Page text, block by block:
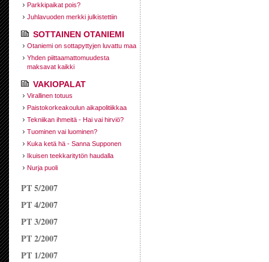
Parkkipaikat pois?
Juhlavuoden merkki julkistettiin
SOTTAINEN OTANIEMI
Otaniemi on sottapyttyjen luvattu maa
Yhden piittaamattomuudesta
maksavat kaikki
VAKIOPALAT
Virallinen totuus
Paistokorkeakoulun aikapolitiikkaa
Tekniikan ihmeitä - Hai vai hirviö?
Tuominen vai luominen?
Kuka ketä hä - Sanna Supponen
Ikuisen teekkaritytön haudalla
Nurja puoli
PT 5/2007
PT 4/2007
PT 3/2007
PT 2/2007
PT 1/2007